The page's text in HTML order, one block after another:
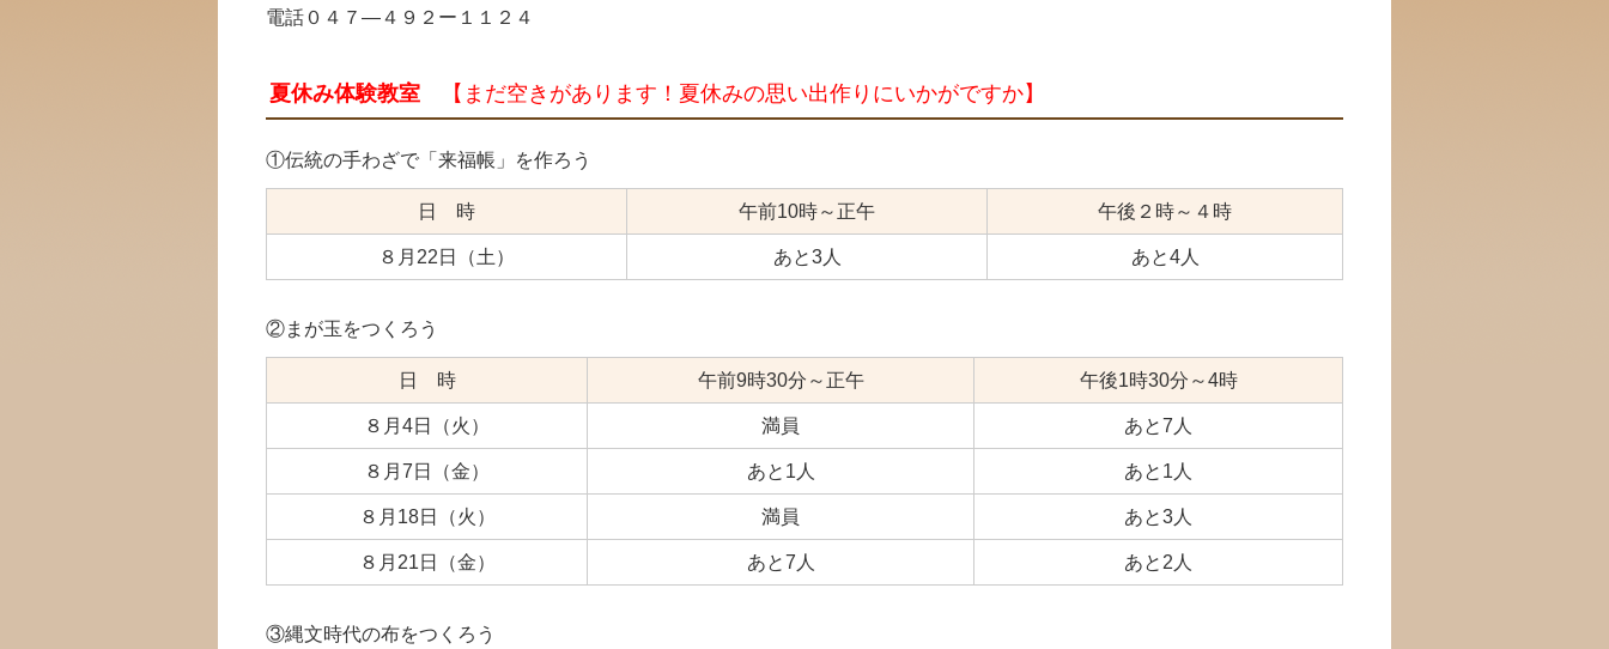
電話０４７―４９２ー１１２４
夏休み体験教室 【まだ空きがあります！夏休みの思い出作りにいかがですか】
①伝統の手わざで「来福帳」を作ろう
日 時 午前10時～正午 午後２時～４時
８月22日（土） あと3人 あと4人
②まが玉をつくろう
日 時 午前9時30分～正午 午後1時30分～4時
８月4日（火） 満員 あと7人
８月7日（金） あと1人 あと1人
８月18日（火） 満員 あと3人
８月21日（金） あと7人 あと2人
③縄文時代の布をつくろう